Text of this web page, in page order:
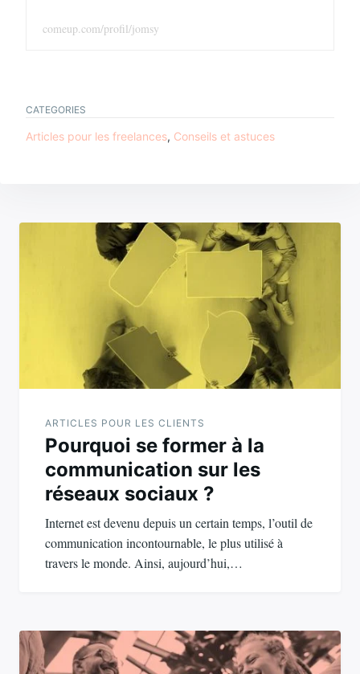
comeup.com/profil/jomsy
CATEGORIES
Articles pour les freelances, Conseils et astuces
TAGS
astuces
Navigation
ARTICLES POUR LES CLIENTS
Pourquoi se former à la
communication sur les
réseaux sociaux ?
Internet est devenu depuis un certain temps, l’outil de
communication incontournable, le plus utilisé à
travers le monde. Ainsi, aujourd’hui,…